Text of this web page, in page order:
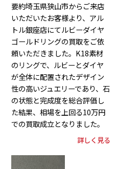
要約埼玉県狭山市からご来店
いただいたお客様より、アル
トル銀座店にてルビーダイヤ
ゴールドリングの買取をご依
頼いただきました。K18素材
のリングで、ルビーとダイヤ
が全体に配置されたデザイン
性の高いジュエリーであり、石
の状態と完成度を総合評価し
た結果、相場を上回る10万円
での買取成立となりました。
詳しく見る